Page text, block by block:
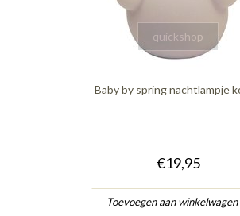
quickshop
Baby by spring nachtlampje
€19,95
Toevoegen aan winkelwagen